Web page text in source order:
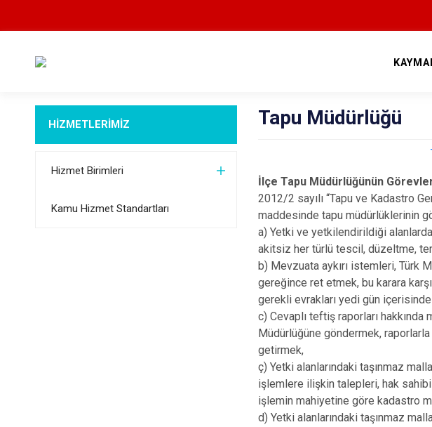
HİZMETLERİMİZ
Hizmet Birimleri
Kamu Hizmet Standartları
Tapu Müdürlüğü
İlçe Tapu Müdürlüğünün
2012/2 sayılı “Tapu ve Kadastro
maddesinde tapu müdürlüklerinin
a) Yetki ve yetkilendirildiği
akitsiz her türlü tescil, düzeltme,
b) Mevzuata aykırı istemleri, Türk
gereğince ret etmek, bu karara
gerekli evrakları yedi gün
c) Cevaplı teftiş raporları
Müdürlüğüne göndermek,
getirmek,
ç) Yetki alanlarındaki taşınmaz
işlemlere ilişkin talepleri, hak
işlemin mahiyetine göre kadastro
d) Yetki alanlarındaki taşınmaz